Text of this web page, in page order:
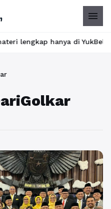
menu
hanya di